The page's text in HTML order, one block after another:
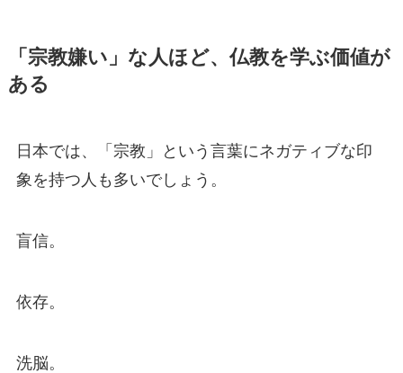
「宗教嫌い」な人ほど、仏教を学ぶ価値が
ある
日本では、「宗教」という言葉にネガティブな印
象を持つ人も多いでしょう。
盲信。
依存。
洗脳。